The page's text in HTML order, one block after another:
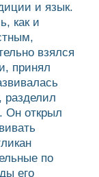
и язык.
как и
взялся
принял
разделил
Он открыл
по
его